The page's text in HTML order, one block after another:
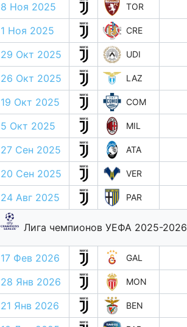
8 Ноя 2025 TOR
1 Ноя 2025 CRE
29 Окт 2025 UDI
26 Окт 2025
LAZ
19 Окт 2025
COM
5 Окт 2025
MIL
27 Сен 2025
ATA
20 Сен 2025
VER
24 Авг 2025
PAR
Лига чемпионов УЕФА 2025-2026
17 Фев 2026 GAL
28 Янв 2026 MON
21 Янв 2026 BEN